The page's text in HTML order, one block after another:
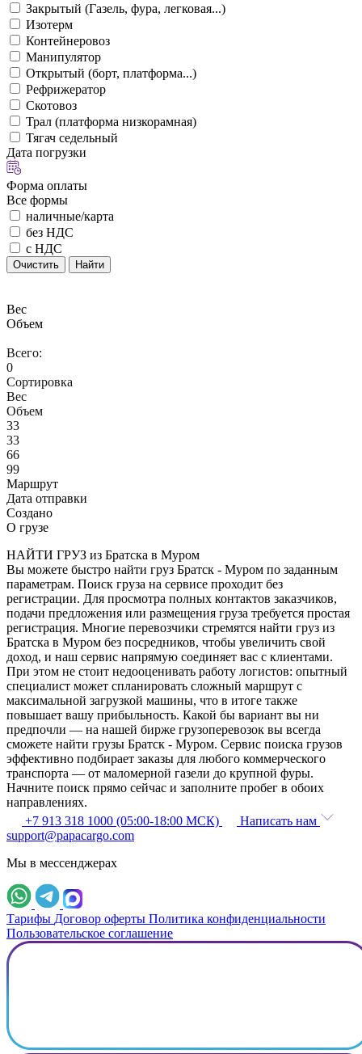
Закрытый (Газель, фура, легковая...)
Изотерм
Контейнеровоз
Манипулятор
Открытый (борт, платформа...)
Рефрижератор
Скотовоз
Трал (платформа низкорамная)
Тягач седельный
Дата погрузки
Форма оплаты
Все формы
наличные/карта
без НДС
с НДС
Очистить Найти
Вес
Объем
Всего:
0
Сортировка
Вес
Объем
33
33
66
99
Маршрут
Дата отправки
Создано
О грузе
НАЙТИ ГРУЗ из Братска в Муром
Вы можете быстро найти груз Братск - Муром по заданным
параметрам. Поиск груза на сервисе проходит без
регистрации. Для просмотра полных контактов заказчиков,
подачи предложения или размещения груза требуется простая
регистрация. Многие перевозчики стремятся найти груз из
Братска в Муром без посредников, чтобы увеличить свой
доход, и наш сервис напрямую соединяет вас с клиентами.
При этом не стоит недооценивать работу логистов: опытный
специалист может спланировать сложный маршрут с
максимальной загрузкой машины, что в итоге также
повышает вашу прибыльность. Какой бы вариант вы ни
предпочли — на нашей бирже грузоперевозок вы всегда
сможете найти грузы Братск - Муром. Сервис поиска грузов
эффективно подбирает заказы для любого коммерческого
транспорта — от маломерной газели до крупной фуры.
Начните поиск прямо сейчас и заполните пробег в обоих
направлениях.
+7 913 318 1000 (05:00-18:00 МСК)
Написать нам
support@papacargo.com
Мы в мессенджерах
Тарифы Договор оферты Политика конфиденциальности
Пользовательское соглашение